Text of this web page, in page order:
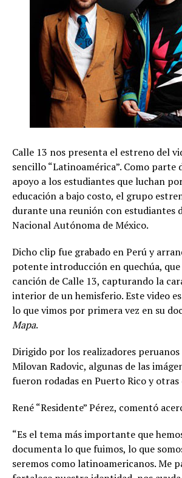
Calle 13 nos presenta el estreno del
sencillo “Latinoamérica”. Como parte
apoyo a los estudiantes que luchan
educación a bajo costo, el grupo
durante una reunión con estudiantes
Nacional Autónoma de México.
Dicho clip fue grabado en Perú y
potente introducción en quechúa, que
canción de Calle 13, capturando la
interior de un hemisferio. Este video
lo que vimos por primera vez en su
Mapa.
Dirigido por los realizadores peruanos
Milovan Radovic, algunas de las
fueron rodadas en Puerto Rico y otras
René “Residente” Pérez, comentó
“Es el tema más importante que
documenta lo que fuimos, lo que
seremos como latinoamericanos. Me